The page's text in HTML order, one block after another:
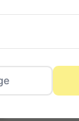
bøger